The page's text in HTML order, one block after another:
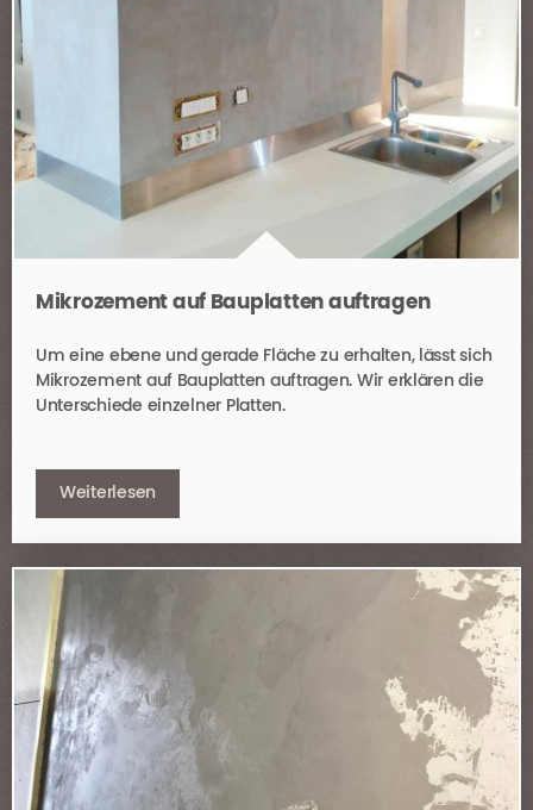
Mikrozement auf Bauplatten auftragen
Um eine ebene und gerade Fläche zu erhalten, lässt sich
Mikrozement auf Bauplatten auftragen. Wir erklären die
Unterschiede einzelner Platten.
Weiterlesen